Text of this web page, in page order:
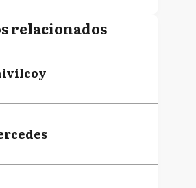
relacionados